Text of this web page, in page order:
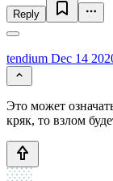
Reply
tendium Dec 14
Это может
кряк, то взлом